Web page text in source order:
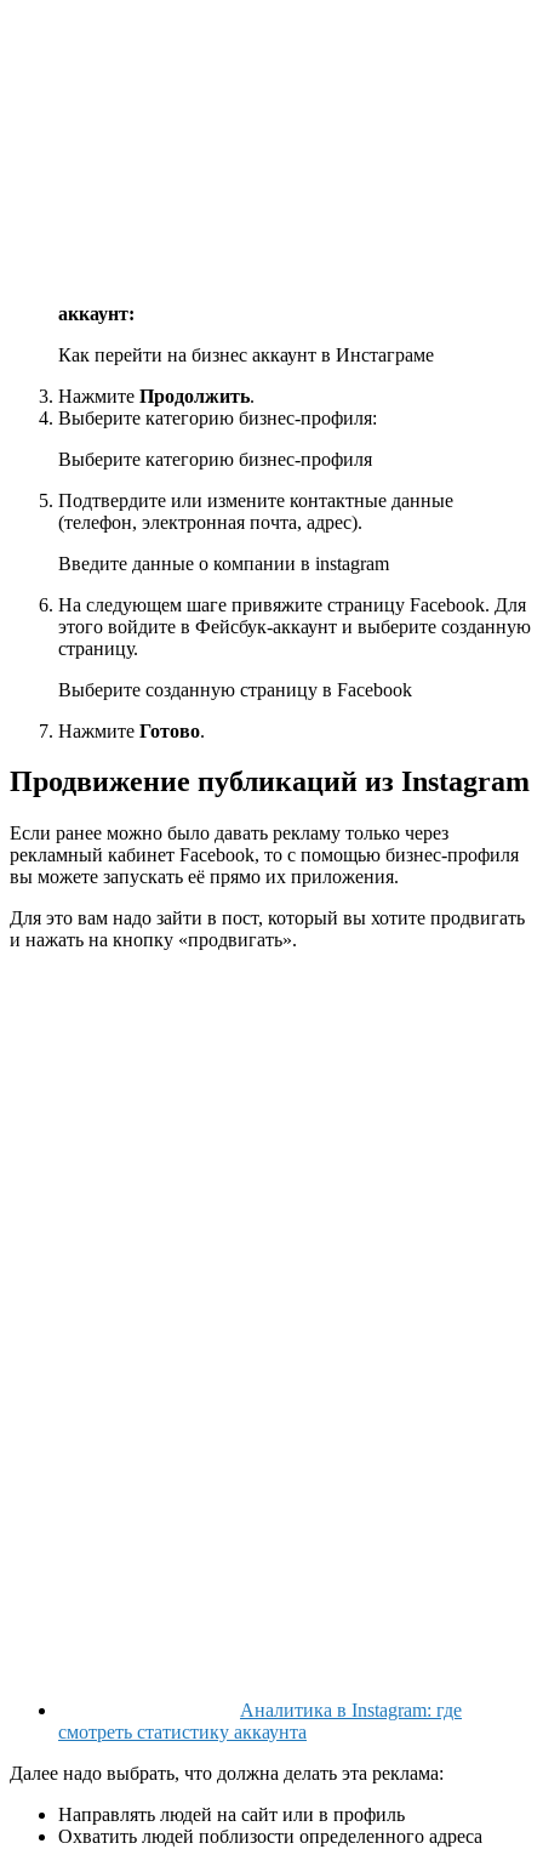
аккаунт:
Как перейти на бизнес аккаунт в Инстаграме
Нажмите Продолжить.
Выберите категорию бизнес-профиля:
Выберите категорию бизнес-профиля
Подтвердите или измените контактные данные
(телефон, электронная почта, адрес).
Введите данные о компании в instagram
На следующем шаге привяжите страницу Facebook. Для
этого войдите в Фейсбук-аккаунт и выберите созданную
страницу.
Выберите созданную страницу в Facebook
Нажмите Готово.
Продвижение публикаций из Instagram
Если ранее можно было давать рекламу только через
рекламный кабинет Facebook, то с помощью бизнес-профиля
вы можете запускать её прямо их приложения.
Для это вам надо зайти в пост, который вы хотите продвигать
и нажать на кнопку «продвигать».
Аналитика в Instagram: где
смотреть статистику аккаунта
Далее надо выбрать, что должна делать эта реклама:
Направлять людей на сайт или в профиль
Охватить людей поблизости определенного адреса